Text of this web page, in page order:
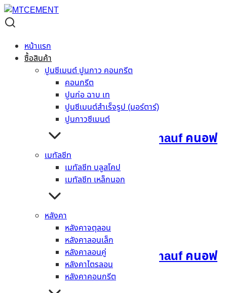
หน้าแรก
ซื้อสินค้า
ปูนซีเมนต์ ปูนกาว คอนกรีต
คอนกรีต
ปูนก่อ ฉาบ เท
ปูนซีเมนต์สำเร็จรูป (มอร์ตาร์)
ปูนกาวซีเมนต์
เมทัลชีท
เมทัลชีท บลูสโคป
เมทัลชีท เหล็กนอก
หลังคา
หลังคาจตุลอน
หลังคาลอนเล็ก
หลังคาลอนคู่
หลังคาไตรลอน
หลังคาคอนกรีต
แผ่นยิปซั่ม ทนชื้น
แผ่นยิปซั่ม ทนชื้น
แสดงทั้งหมด 2 ผลลัพท์
แผ่นยิปซั่มบอร์ด ทนชื้น Knauf คนอฟ
1200 x 2400 x 12 มม.
แผ่นยิปซั่มบอร์ด ทนชื้น Knauf คนอฟ
1200 x 2400 x 9 มม.